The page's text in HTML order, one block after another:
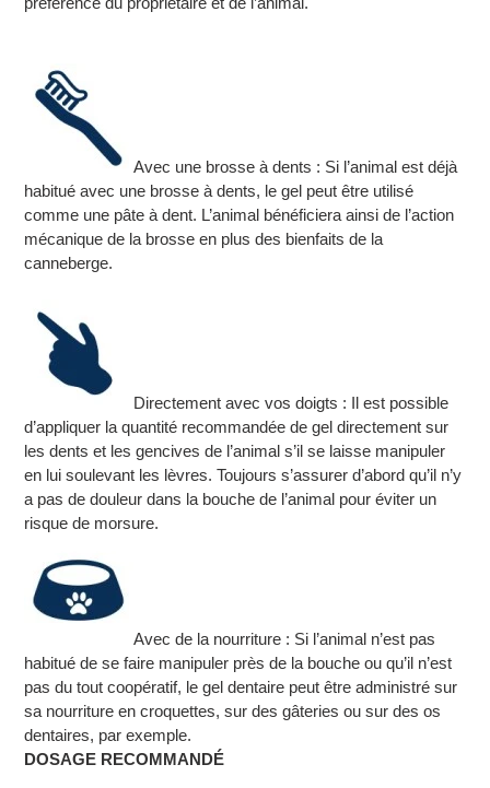
Avec une brosse à dents : Si l’animal est déjà
habitué avec une brosse à dents, le gel peut être utilisé
comme une pâte à dent. L’animal bénéficiera ainsi de l’action
mécanique de la brosse en plus des bienfaits de la
canneberge.
Directement avec vos doigts : Il est possible
d’appliquer la quantité recommandée de gel directement sur
les dents et les gencives de l’animal s’il se laisse manipuler
en lui soulevant les lèvres. Toujours s’assurer d’abord qu’il n’y
a pas de douleur dans la bouche de l’animal pour éviter un
risque de morsure.
Avec de la nourriture : Si l’animal n’est pas
habitué de se faire manipuler près de la bouche ou qu’il n’est
pas du tout coopératif, le gel dentaire peut être administré sur
sa nourriture en croquettes, sur des gâteries ou sur des os
dentaires, par exemple.
DOSAGE RECOMMANDÉ